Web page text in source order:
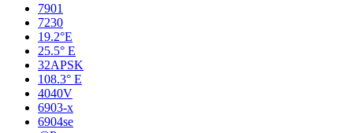
7901
7230
19.2°E
25.5° E
32APSK
108.3° E
4040V
6903-x
6904se